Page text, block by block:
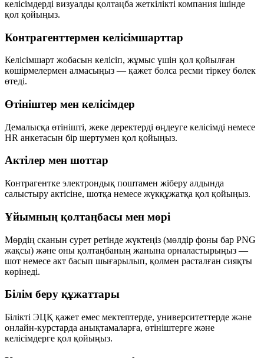
келісімдерді визуалды қолтаңба жеткілікті компания ішінде
қол қойыңыз.
Контрагенттермен келісімшарттар
Келісімшарт жобасын келісіп, жұмыс үшін қол қойылған
көшірмелермен алмасыңыз — қажет болса ресми тіркеу бөлек
өтеді.
Өтініштер мен келісімдер
Демалысқа өтінішті, жеке деректерді өңдеуге келісімді немесе
HR анкетасын бір шертумен қол қойыңыз.
Актілер мен шоттар
Контрагентке электрондық поштамен жіберу алдында
салыстыру актісіне, шотқа немесе жүкқұжатқа қол қойыңыз.
Ұйымның қолтаңбасы мен мөрі
Мөрдің сканын сурет ретінде жүктеңіз (мөлдір фоны бар PNG
жақсы) және оны қолтаңбаның жанына орналастырыңыз —
шот немесе акт басып шығарылып, қолмен расталған сияқты
көрінеді.
Білім беру құжаттары
Білікті ЭЦҚ қажет емес мектептерде, университеттерде және
онлайн-курстарда анықтамаларға, өтініштерге және
келісімдерге қол қойыңыз.